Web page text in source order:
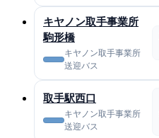
キヤノン取手事業所
駒形橋
キヤノン取手事業所
送迎バス
取手駅西口
キヤノン取手事業所
送迎バス